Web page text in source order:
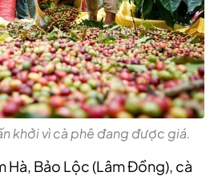
khởi vì cà phê đang được giá.
Hà, Bảo Lộc (Lâm Đồng), cà